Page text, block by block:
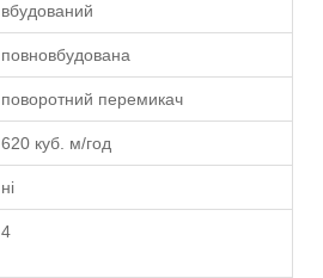
вбудований
повновбудована
поворотний перемикач
620 куб. м/год
ні
4